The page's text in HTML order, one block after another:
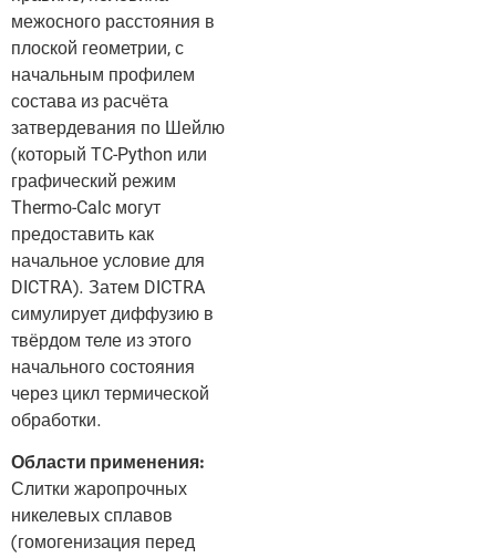
межосного расстояния в
плоской геометрии, с
начальным профилем
состава из расчёта
затвердевания по Шейлю
(который TC-Python или
графический режим
Thermo-Calc могут
предоставить как
начальное условие для
DICTRA). Затем DICTRA
симулирует диффузию в
твёрдом теле из этого
начального состояния
через цикл термической
обработки.
Области применения:
Слитки жаропрочных
никелевых сплавов
(гомогенизация перед